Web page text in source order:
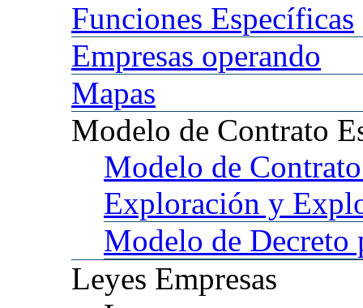
Funciones Específicas
Empresas operando
Mapas
Modelo de Contrato
Modelo de
Exploración y
Modelo de Decreto
Leyes Empresas